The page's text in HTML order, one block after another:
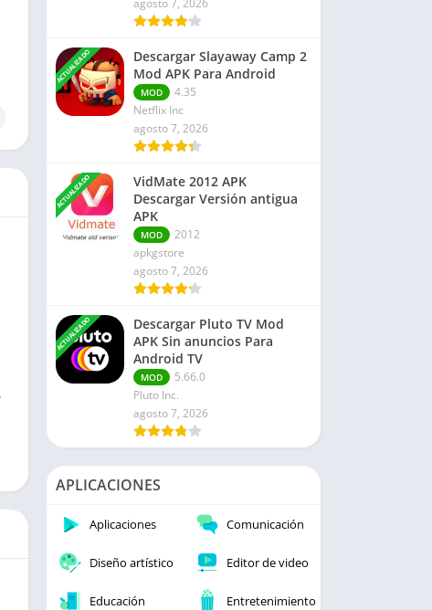
Finanzas
Libros y Referencias
Rompecabezas
Negocio
agosto 7, 2026
ACTUALIZADO
Descargar Slayaway Camp 2
Mod APK Para Android
MOD
4.35
Netflix Inc
agosto 7, 2026
ACTUALIZADO
VidMate 2012 APK
Descargar Versión antigua
APK
MOD
2012
apkgstore
agosto 7, 2026
ACTUALIZADO
Descargar Pluto TV Mod
APK Sin anuncios Para
Android TV
MOD
5.66.0
Pluto Inc.
agosto 7, 2026
APLICACIONES
Aplicaciones Comunicación
Diseño artístico Editor de video
Educación Entretenimiento